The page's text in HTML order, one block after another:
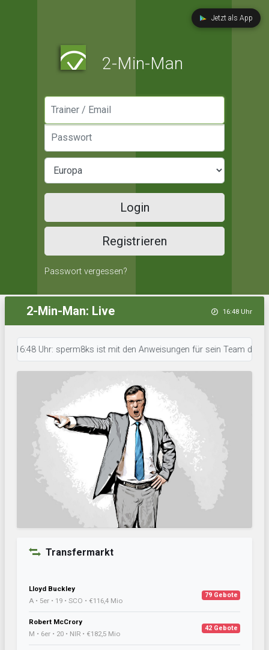
Jetzt als App
2-Min-Man
Login
Registrieren
Passwort vergessen?
2-Min-Man: Live 16:48 Uhr
Uhr: sperm8ks ist mit den Anweisungen für sein Team durch. •
Transfermarkt
Lloyd Buckley
A • 5er • 19 • SCO • €116,4 Mio
79 Gebote
Robert McCrory
M • 6er • 20 • NIR • €182,5 Mio
42 Gebote